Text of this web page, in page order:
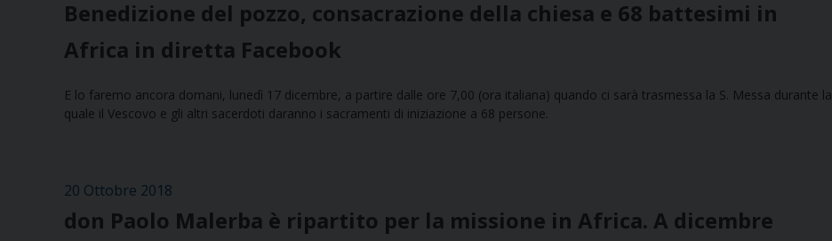
Benedizione del pozzo, consacrazione della chiesa e 68 battesimi in
Africa in diretta Facebook
E lo faremo ancora domani, lunedì 17 dicembre, a partire dalle ore 7,00 (ora italiana) quando ci sarà trasmessa la S. Messa durante la
quale il Vescovo e gli altri sacerdoti daranno i sacramenti di iniziazione a 68 persone.
20 Ottobre 2018
don Paolo Malerba è ripartito per la missione in Africa. A dicembre